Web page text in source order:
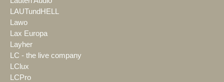
LAUTundHELL
Lawo
Lax Europa
Layher
LC - the live company
LClux
LCPro